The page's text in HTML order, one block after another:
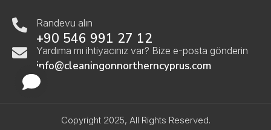
Randevu alın
+90 546 991 27 12
Yardıma mı ihtiyacınız var? Bize e-posta gönderin
info@cleaningonnortherncyprus.com
Copyright 2025, All Rights Reserved.